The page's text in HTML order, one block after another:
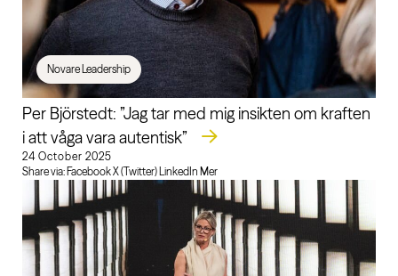
Novare Leadership
Per Björstedt: ”Jag tar med mig insikten om kraften
i att våga vara autentisk”
24 October 2025
Share via: Facebook X (Twitter) LinkedIn Mer